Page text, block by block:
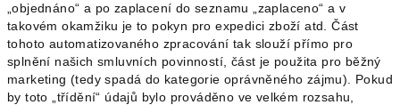
„objednáno“ a po zaplacení do seznamu „zaplaceno“ a v
takovém okamžiku je to pokyn pro expedici zboží atd. Část
tohoto automatizovaného zpracování tak slouží přímo pro
splnění našich smluvních povinností, část je použita pro běžný
marketing (tedy spadá do kategorie oprávněného zájmu). Pokud
by toto „třídění“ údajů bylo prováděno ve velkém rozsahu,